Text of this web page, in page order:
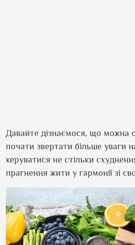
Давайте дізнаємося, що можна
почати звертати більше уваги
керуватися не стільки
прагнення жити у гармонії зі